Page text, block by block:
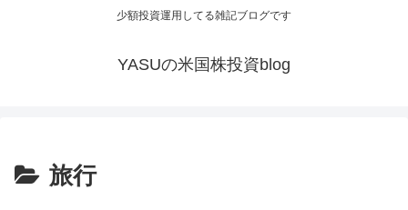
少額投資運用してる雑記ブログです
YASUの米国株投資blog
旅行